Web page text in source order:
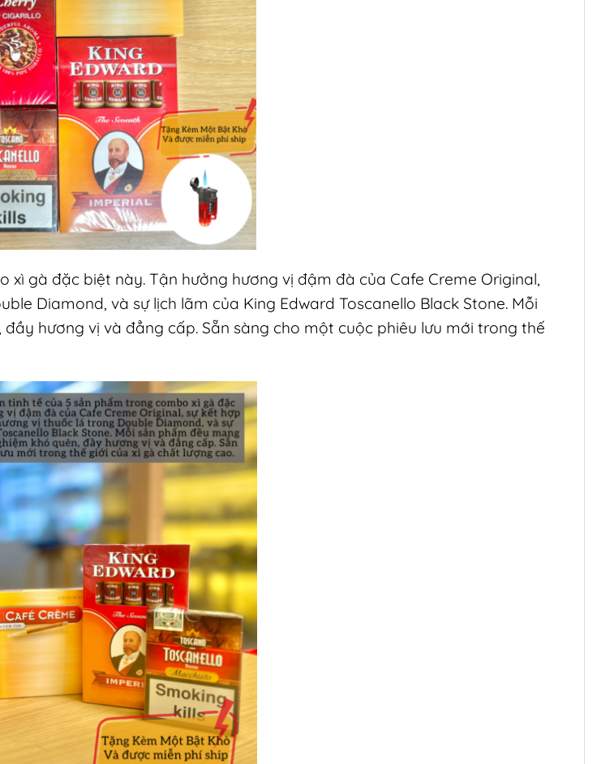
gà đặc biệt này. Tận hưởng hương vị đậm đà của Cafe Creme Original,
Diamond, và sự lịch lãm của King Edward Toscanello Black Stone. Mỗi
hương vị và đẳng cấp. Sẵn sàng cho một cuộc phiêu lưu mới trong thế